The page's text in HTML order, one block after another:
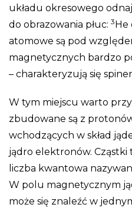
układu okresowego
do obrazowania płuc: 3He
atomowe są pod
magnetycznych bardzo
– charakteryzują się
W tym miejscu warto
zbudowane są z
wchodzących w skład
jądro elektronów. Cząstki
liczba kwantowa
W polu magnetycznym
może się znaleźć w